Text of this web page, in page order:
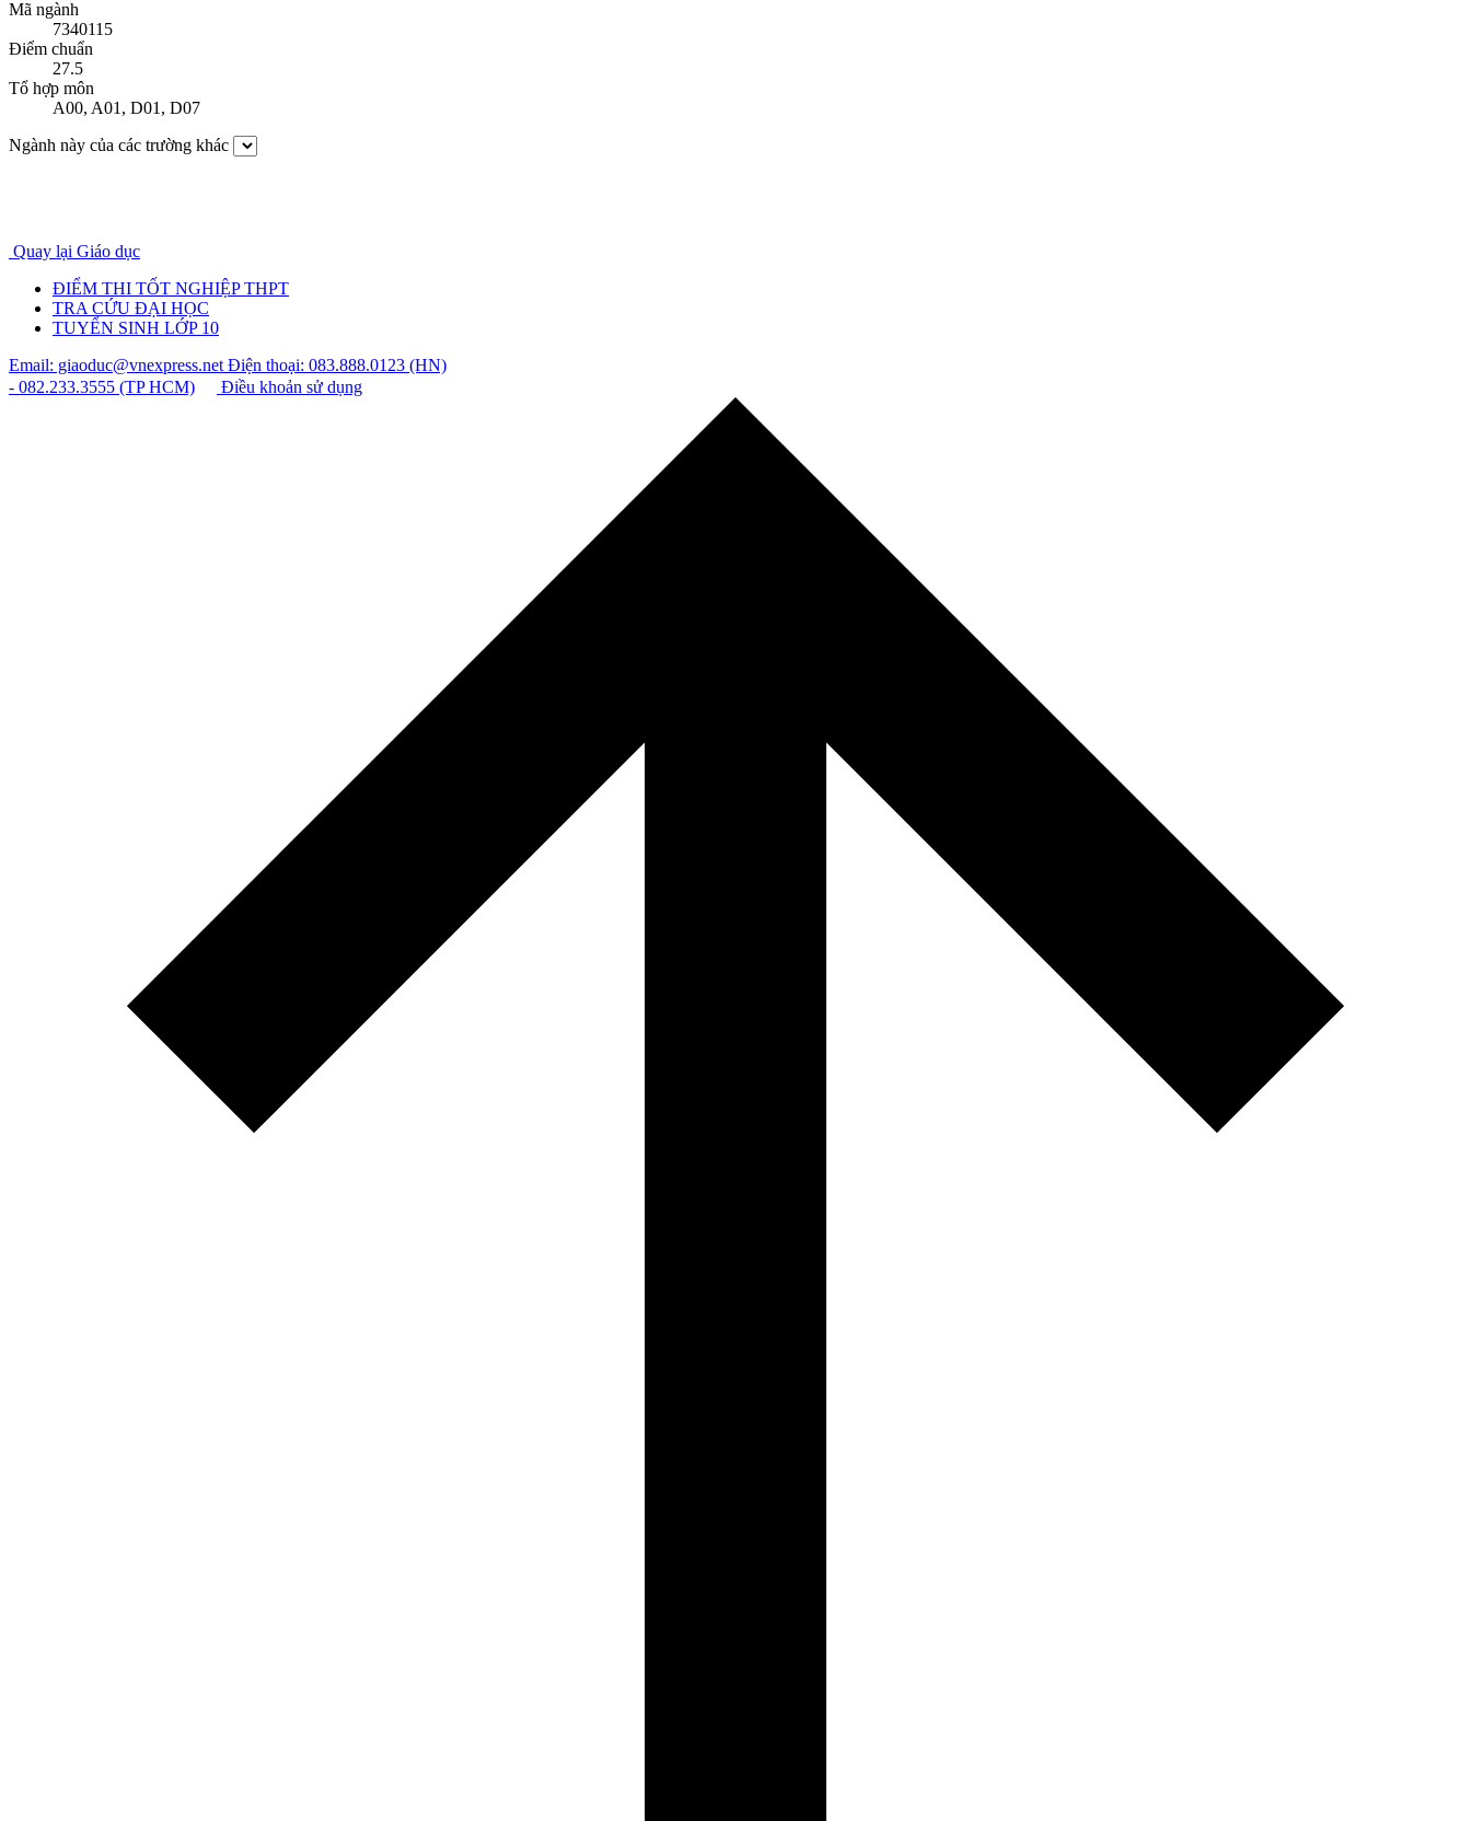
Mã ngành
7340115
Điểm chuẩn
27.5
Tổ hợp môn
A00, A01, D01, D07
Ngành này của các trường khác
Quay lại Giáo dục
ĐIỂM THI TỐT NGHIỆP THPT
TRA CỨU ĐẠI HỌC
TUYỂN SINH LỚP 10
Email: giaoduc@vnexpress.netĐiện thoại: 083.888.0123 (HN)
- 082.233.3555 (TP HCM)
Điều khoản sử dụng